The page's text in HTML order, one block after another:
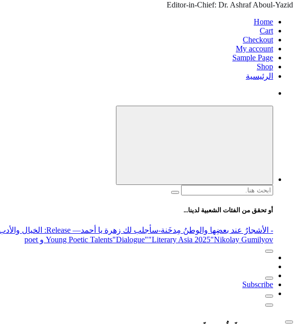
Editor-in-Chief: Dr. Ashraf Aboul-Yazid
Home
Cart
Checkout
My account
Sample Page
Shop
الرئيسية
البحث
أو تحقق من الفئات الشعبية لدينا...
- الأشجارُ عند بعضِها والوطنُ مِدخَنة-سأجلب لك زهرة يا أحمد— Release : الخيال
Young Poetic Talents"Dialogue""Literary Asia 2025"Nikolay Gumilyov و poet
Subscribe